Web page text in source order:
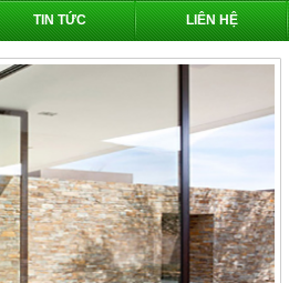
TIN TỨC LIÊN HỆ